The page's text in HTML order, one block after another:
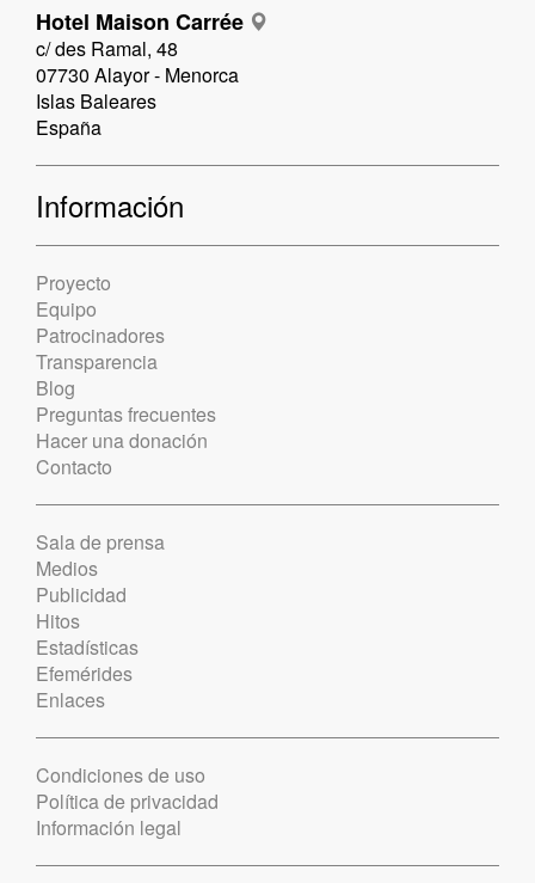
Hotel Maison Carrée
c/ des Ramal, 48
07730 Alayor - Menorca
Islas Baleares
España
Información
Proyecto
Equipo
Patrocinadores
Transparencia
Blog
Preguntas frecuentes
Hacer una donación
Contacto
Sala de prensa
Medios
Publicidad
Hitos
Estadísticas
Efemérides
Enlaces
Condiciones de uso
Política de privacidad
Información legal